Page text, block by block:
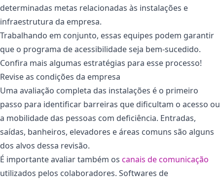
determinadas metas relacionadas às instalações e
infraestrutura da empresa.
Trabalhando em conjunto, essas equipes podem garantir
que o programa de acessibilidade seja bem-sucedido.
Confira mais algumas estratégias para esse processo!
Revise as condições da empresa
Uma avaliação completa das instalações é o primeiro
passo para identificar barreiras que dificultam o acesso ou
a mobilidade das pessoas com deficiência. Entradas,
saídas, banheiros, elevadores e áreas comuns são alguns
dos alvos dessa revisão.
É importante avaliar também os canais de comunicação
utilizados pelos colaboradores. Softwares de